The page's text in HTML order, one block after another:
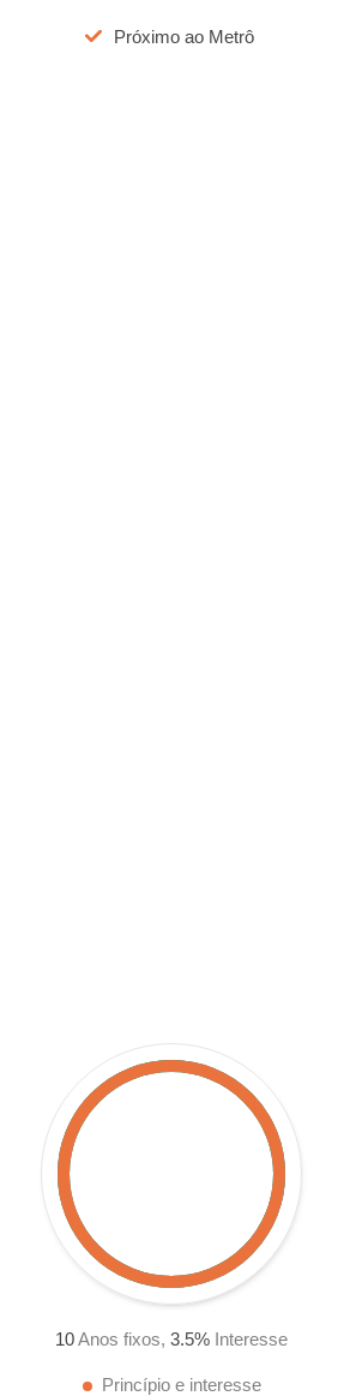
Próximo ao Metrô
10Anos fixos,3.5% Interesse
Princípio e interesse